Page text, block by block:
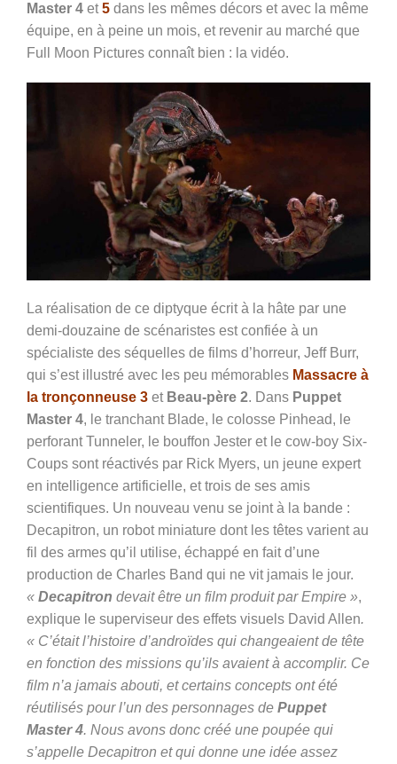
Master 4 et 5 dans les mêmes décors et avec la même
équipe, en à peine un mois, et revenir au marché que
Full Moon Pictures connaît bien : la vidéo.
La réalisation de ce diptyque écrit à la hâte par une
demi-douzaine de scénaristes est confiée à un
spécialiste des séquelles de films d’horreur, Jeff Burr,
qui s’est illustré avec les peu mémorables Massacre à
la tronçonneuse 3 et Beau-père 2. Dans Puppet
Master 4, le tranchant Blade, le colosse Pinhead, le
perforant Tunneler, le bouffon Jester et le cow-boy Six-
Coups sont réactivés par Rick Myers, un jeune expert
en intelligence artificielle, et trois de ses amis
scientifiques. Un nouveau venu se joint à la bande :
Decapitron, un robot miniature dont les têtes varient au
fil des armes qu’il utilise, échappé en fait d’une
production de Charles Band qui ne vit jamais le jour.
« Decapitron devait être un film produit par Empire »,
explique le superviseur des effets visuels David Allen.
« C’était l’histoire d’androïdes qui changeaient de tête
en fonction des missions qu’ils avaient à accomplir. Ce
film n’a jamais abouti, et certains concepts ont été
réutilisés pour l’un des personnages de Puppet
Master 4. Nous avons donc créé une poupée qui
s’appelle Decapitron et qui donne une idée assez